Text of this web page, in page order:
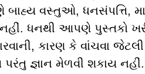
વસ્તુઓ, ધનસંપત્તિ,
ધનથી આપણે પુસ્તકો
કારણ કે વાંચવા
જ્ઞાન મેળવી શકાય નહીં.